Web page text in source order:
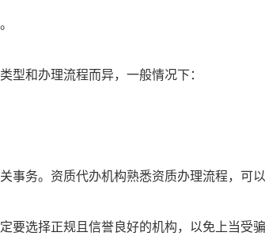
型和办理流程而异，一般情况下：
事务。资质代办机构熟悉资质办理流程，可
要选择正规且信誉良好的机构，以免上当受骗